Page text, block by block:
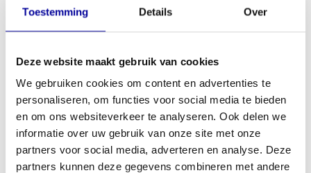
Toestemming Details Over
Deze website maakt gebruik van cookies
We gebruiken cookies om content en advertenties te
personaliseren, om functies voor social media te bieden
en om ons websiteverkeer te analyseren. Ook delen we
informatie over uw gebruik van onze site met onze
partners voor social media, adverteren en analyse. Deze
partners kunnen deze gegevens combineren met andere
Kleur T-Poot frame:
€578,00